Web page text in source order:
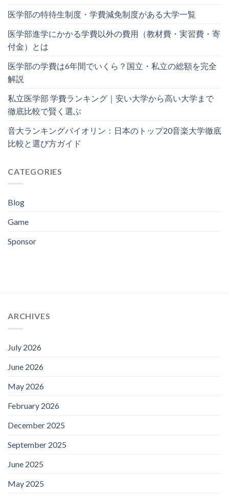
医学部の特待生制度・学費減免制度がある大学一覧
医学部進学にかかる学費以外の費用（教材費・実習費・寄
付金）とは
医学部の学費は6年間でいくら？国立・私立の総額を完全
解説
私立医学部 学費ランキング｜安い大学から高い大学まで
徹底比較で賢く選ぶ
音大ランキングバイオリン：日本のトップ20音楽大学徹底
比較と選び方ガイド
CATEGORIES
Blog
Game
Sponsor
ARCHIVES
July 2026
June 2026
May 2026
February 2026
December 2025
September 2025
June 2025
May 2025